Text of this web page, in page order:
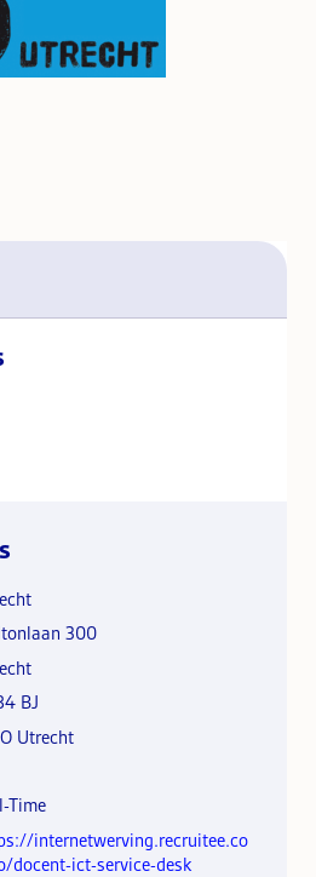
300
BJ
Utrecht
Time
internetwerving.recruitee.co
docent-ict-service-desk